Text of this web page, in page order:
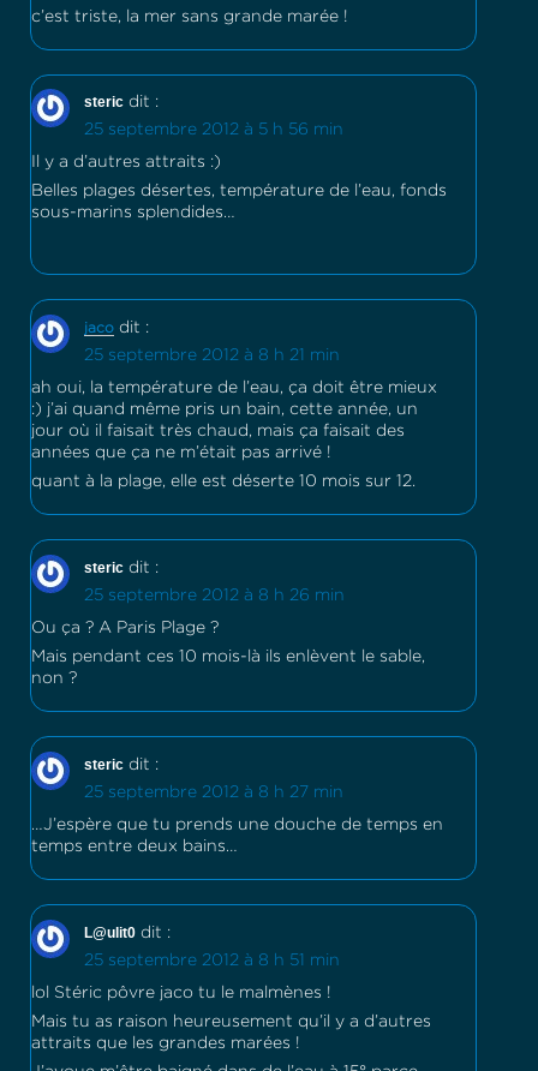
c’est triste, la mer sans grande marée !
steric dit :
25 septembre 2012 à 5 h 56 min
Il y a d’autres attraits :)
Belles plages désertes, température de l’eau, fonds
sous-marins splendides…
jaco dit :
25 septembre 2012 à 8 h 21 min
ah oui, la température de l’eau, ça doit être mieux
:) j’ai quand même pris un bain, cette année, un
jour où il faisait très chaud, mais ça faisait des
années que ça ne m’était pas arrivé !
quant à la plage, elle est déserte 10 mois sur 12.
steric dit :
25 septembre 2012 à 8 h 26 min
Ou ça ? A Paris Plage ?
Mais pendant ces 10 mois-là ils enlèvent le sable,
non ?
steric dit :
25 septembre 2012 à 8 h 27 min
…J’espère que tu prends une douche de temps en
temps entre deux bains…
L@ulit0 dit :
25 septembre 2012 à 8 h 51 min
lol Stéric pôvre jaco tu le malmènes !
Mais tu as raison heureusement qu’il y a d’autres
attraits que les grandes marées !